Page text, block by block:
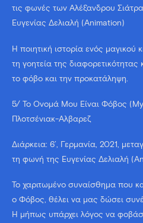
τις φωνές των Αλέξανδρου
Ευγενίας Δελιαλή (Animation)
Η ποιητική ιστορία ενός
τη γοητεία της
το φόβο και την προκατάληψη.
5/ Το Όνομά Μου Είναι Φόβος (My
Πλοτσένιακ-Άλβαρεζ
Διάρκεια: 6’, Γερμανία, 2021,
τη φωνή της Ευγενίας Δελιαλή
Το χαριτωμένο συναίσθημα που
ο Φόβος, θέλει να μας δώσει
Ή μήπως υπάρχει λόγος να